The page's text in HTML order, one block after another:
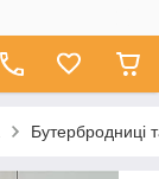
Бутербродниці